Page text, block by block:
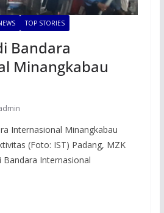
TOP STORIES
Bandara
Minangkabau
Internasional Minangkabau
(Foto: IST) Padang, MZK
Bandara Internasional